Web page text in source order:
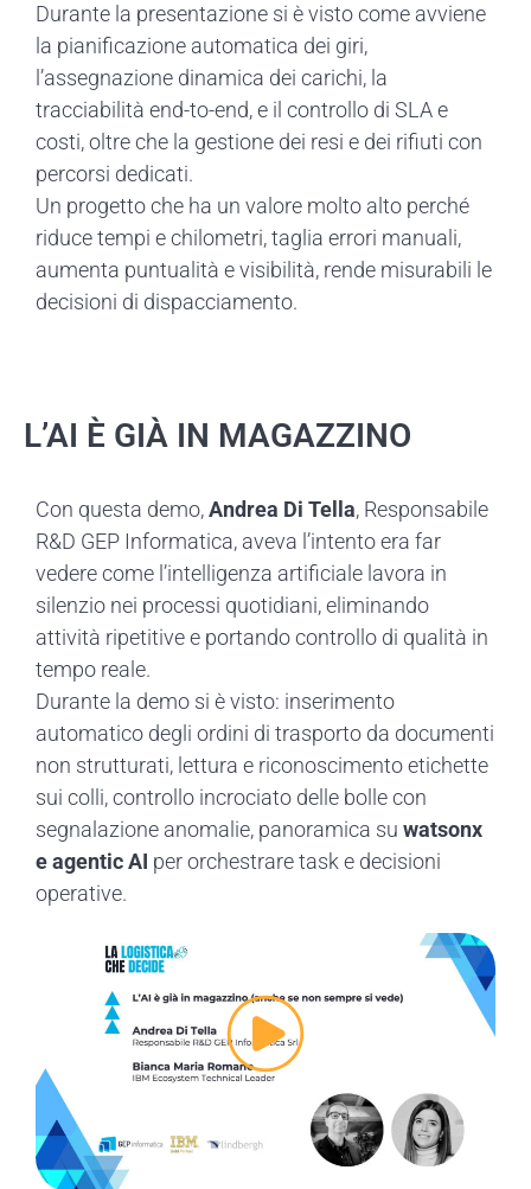
Durante la presentazione si è visto come avviene
la pianificazione automatica dei giri,
l’assegnazione dinamica dei carichi, la
tracciabilità end-to-end, e il controllo di SLA e
costi, oltre che la gestione dei resi e dei rifiuti con
percorsi dedicati.
Un progetto che ha un valore molto alto perché
riduce tempi e chilometri, taglia errori manuali,
aumenta puntualità e visibilità, rende misurabili le
decisioni di dispacciamento.
L’AI È GIÀ IN MAGAZZINO
Con questa demo,Andrea Di Tella, Responsabile
R&D GEP Informatica, aveva l’intento era far
vedere come l’intelligenza artificiale lavora in
silenzio nei processi quotidiani, eliminando
attività ripetitive e portando controllo di qualità in
tempo reale.
Durante la demo si è visto: inserimento
automatico degli ordini di trasporto da documenti
non strutturati, lettura e riconoscimento etichette
sui colli, controllo incrociato delle bolle con
segnalazione anomalie, panoramica su watsonx
e agentic AI per orchestrare task e decisioni
operative.